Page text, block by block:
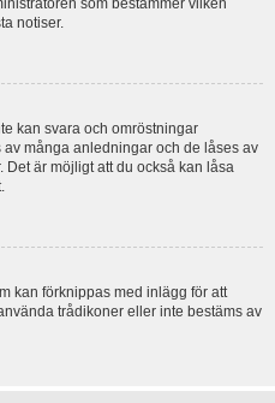
som bestämmer vilken
notiser.
kan svara och omröstningar
många anledningar och de låses av
är möjligt att du också kan låsa
kan förknippas med inlägg för att
trådikoner eller inte bestäms av